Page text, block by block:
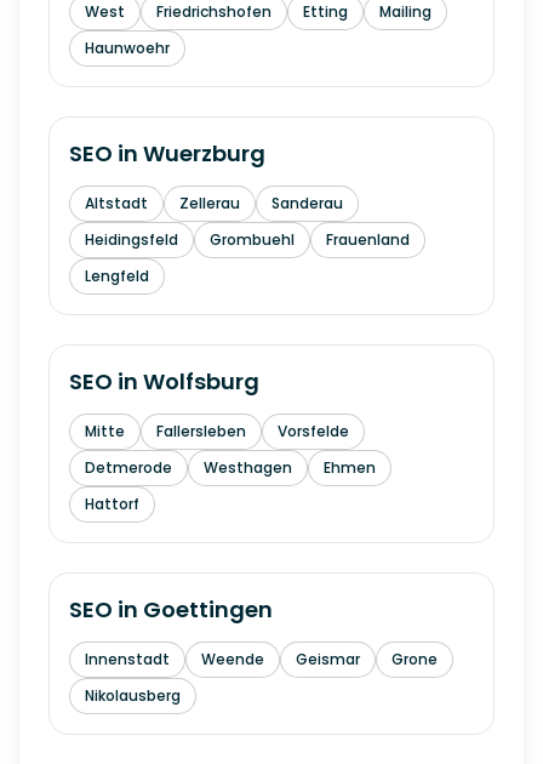
West
Friedrichshofen Etting
Mailing
Haunwoehr
SEO in Wuerzburg
Altstadt Zellerau
Sanderau
Heidingsfeld
Grombuehl
Frauenland
Lengfeld
SEO in Wolfsburg
Mitte Fallersleben
Vorsfelde
Detmerode
Westhagen
Ehmen
Hattorf
SEO in Goettingen
Innenstadt Weende Geismar
Grone
Nikolausberg